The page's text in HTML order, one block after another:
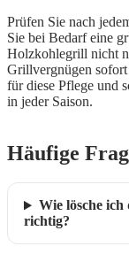
Prüfen Sie nach
Sie bei Bedarf eine
Holzkohlegrill nicht
Grillvergnügen sofort
für diese Pflege und
in jeder Saison.
Häufige
Wie lösche
richtig?